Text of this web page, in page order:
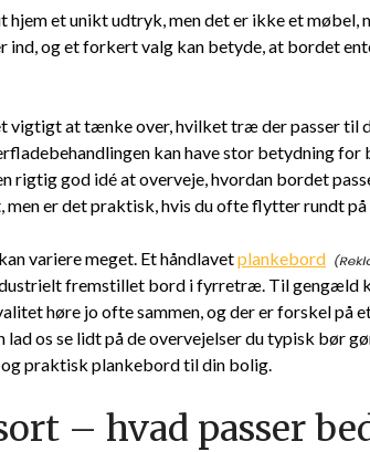
hjem et unikt udtryk, men det er ikke et møbel,
ind, og et forkert valg kan betyde, at bordet
vigtigt at tænke over, hvilket træ der passer til
kan have stor betydning for
rigtig god idé at overveje, hvordan bordet
er det praktisk, hvis du ofte flytter rundt på
variere meget. Et håndlavetplankebord
fremstillet bord i fyrretræ. Til gengæld
høre jo ofte sammen, og der er forskel på
os se lidt på de overvejelser du typisk bør
praktisk plankebord til din bolig.
– hvad passer